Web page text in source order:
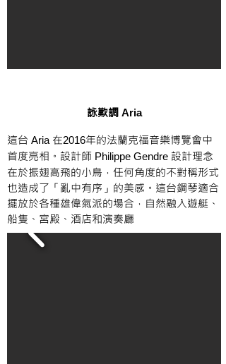
​詠歎調 Aria
這台 Aria 在2016年的法蘭克福音樂博覽會中
首度亮相。設計師 Philippe Gendre 設計理念
在於振翅高飛的小鳥，任何角度的不對稱形式
也造成了「亂中有序」的美感。這台鋼琴適合
擺放於各種雄偉氣派的場合，自然融入遊艇、
船隻、宮殿、酒店和演奏廳